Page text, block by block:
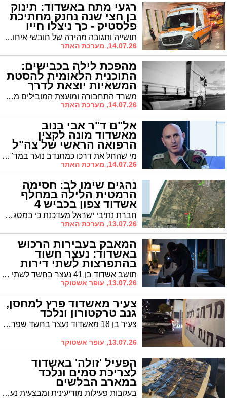
רגעי מתח באשדוד: תינוק
בן חצי שנה נחנק מחתיכת
פלסטיק - כך ניצלו חייו
תושייה ותגובה מהירה של חובשי איחוד הצלה מנעו הערב אסון כבד באשדוד. התינוק, שבלע גוף זר ואיבד את יכולת הנשימה, עבר סדרת פעולות החייאה מצילות חיים בשטח עד לחילוץ הפלסטיק מקנה הנשימה שלו. הוא פונה במצב יציב לבית החולים אסותא בעיר.
14.07.26, מערכת האתר
מהפכת לילה בכבישים:
התוכנית הלאומית להסטת
המשאיות יוצאת לדרך
מנמל אשדוד משרד התחבורה ומועצת המובילים מקדמים מהלך להעברת עד 30% מפעילות התובלה היבשתית לשעות הלילה כדי להקל על הגודש בכבישים. נמל אשדוד הרים את הכפפה ויפעיל פיילוט לקליטת מכולות ריקות בשעות הערב והלילה – הפתרון שנמצא לחסם המרכזי שנעצר עד כה את הפרויקט
14.07.26, מערכת האתר
אל"ם ד"ר אבי בנוב
מאשדוד מונה לקצין
הרפואה הראשי של צה"ל
מי שהחל את דרכו כמתנדב נוער במד"א באשדוד וגרף את פרס ביטחון ישראל בקרבות "חרבות ברזל", יועלה לדרגת תת-אלוף ויתייצב בראש חיל הרפואה. ראש העיר, ד"ר יחיאל לסרי: "מקור השראה עצום לדור הצעיר"
14.07.26, מערכת האתר
נהגים שימו לב: חסימה
הרמטית הלילה במחלף
אשדוד צפון בכביש 4
חברת נתיבי ישראל מעדכנת כי במסגרת עבודות תחזוקה, שיקום וריבוד אספלט בכביש 4, יחולו שינויים משמעותיים בהסדרי התנועה באזור מחלף אשדוד צפון למשך שני הלילות הקרובים
13.07.26, מערכת האתר
המאבק בעבירות הרכוש
באשדוד: נעצר חשוד
בהתפרצות לשתי דירות
תושב אשדוד בן 41 נעצר בחשד לשתי התפרצויות לדירות מגורים בעיר, שבמהלכן נגנב רכוש. בית המשפט האריך את מעצרו למרות בקשת סניגורו לשחררו מחוסר ראיות לכאורה
13.07.26, עופר אשטוקר
צעיר מאשדוד פרץ למחסן,
גנב טרקטורון ונלכד
צעיר בן 18 מאשדוד נעצר בחשד שפרץ למחסן וגנב ממנו טרקטורון. במשטרה טוענים כי זמן קצר לאחר מכן הוא נתפס כשהטרקטורון ברשותו. החשוד מכחיש את המיוחס לו וטוען כי רכש את הטרקטורון מאדם אחר. בית המשפט האריך את מעצרו
13.07.26, עופר אשטוקר
הפעיל 'זולה' באשדוד
לצריכת סמים ונלכד
במארב הבלשים
בעקבות פעילות מודיעינית ומבצעית נערכו הכוחות למארב, ובמהלך הגעת החשוד למקום הוא נעצר כשהוא ברכבו